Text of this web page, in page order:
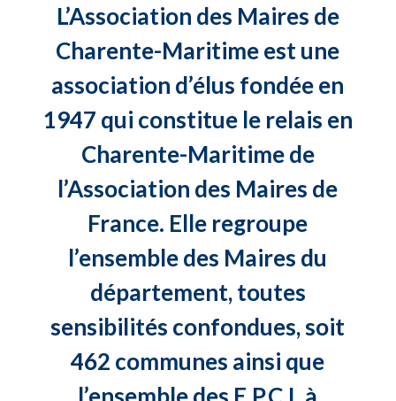
L’Association des Maires de
Charente-Maritime est une
association d’élus fondée en
1947 qui constitue le relais en
Charente-Maritime de
l’Association des Maires de
France. Elle regroupe
l’ensemble des Maires du
département, toutes
sensibilités confondues, soit
462 communes ainsi que